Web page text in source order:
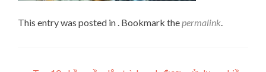
This entry was posted in . Bookmark thepermalink.